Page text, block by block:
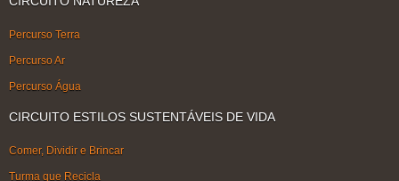
Percurso Terra
Percurso Ar
Percurso Água
CIRCUITO ESTILOS SUSTENTÁVEIS DE VIDA
Comer, Dividir e Brincar
Turma que Recicla